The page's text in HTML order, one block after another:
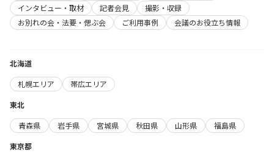
インタビュー・取材
記者会見
撮影・収録
お別れの会・法要・偲ぶ会
ご利用事例 会議のお役立ち情報
北海道
札幌エリア
帯広エリア
東北
青森県
岩手県 宮城県 秋田県 山形県
福島県
東京都